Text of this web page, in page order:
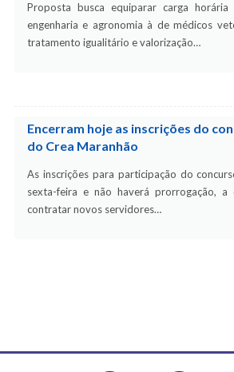
Proposta busca equiparar carga
engenharia e agronomia à de médicos
tratamento igualitário e valorização…
Encerram hoje as inscrições do
do Crea Maranhão
As inscrições para participação do
sexta-feira e não haverá prorrogação, a
contratar novos servidores…